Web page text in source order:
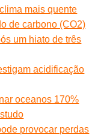
mais quente
de carbono (CO2)
um hiato de três
acidificação
oceanos 170%
provocar perdas